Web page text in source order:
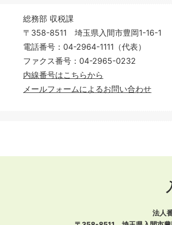
総務部 収税課
〒358-8511 埼玉県入間市豊岡1-16-1
電話番号：04-2964-1111（代表）
ファクス番号：04-2965-0232
内線番号はこちらから
メールフォームによるお問い合わせ
法人